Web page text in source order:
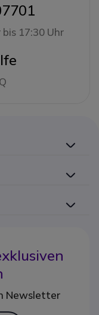
17:30 Uhr
Newsletter